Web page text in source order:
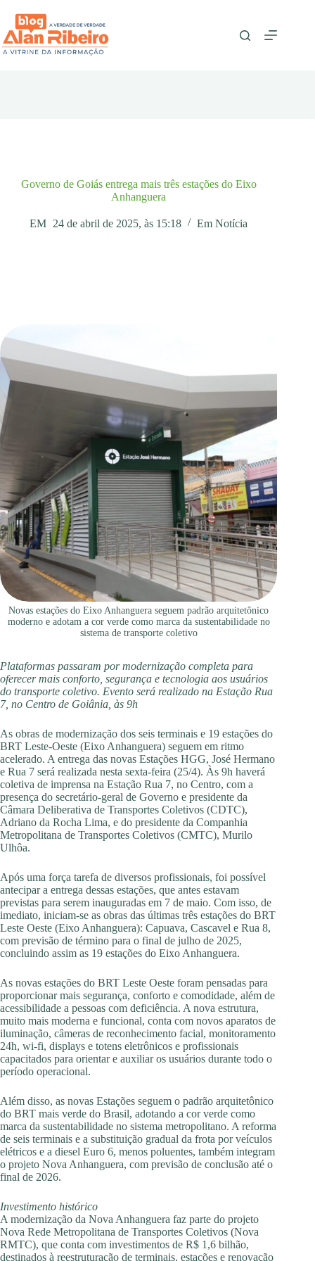
para
conteúdo
Governo de Goiás entrega mais três estações do Eixo
Anhanguera
EM 24 de abril de 2025, às 15:18 Em Notícia
Novas estações do Eixo Anhanguera seguem padrão arquitetônico
moderno e adotam a cor verde como marca da sustentabilidade no
sistema de transporte coletivo
Plataformas passaram por modernização completa para
oferecer mais conforto, segurança e tecnologia aos usuários
do transporte coletivo. Evento será realizado na Estação Rua
7, no Centro de Goiânia, às 9h
As obras de modernização dos seis terminais e 19 estações do
BRT Leste-Oeste (Eixo Anhanguera) seguem em ritmo
acelerado. A entrega das novas Estações HGG, José Hermano
e Rua 7 será realizada nesta sexta-feira (25/4). Às 9h haverá
coletiva de imprensa na Estação Rua 7, no Centro, com a
presença do secretário-geral de Governo e presidente da
Câmara Deliberativa de Transportes Coletivos (CDTC),
Adriano da Rocha Lima, e do presidente da Companhia
Metropolitana de Transportes Coletivos (CMTC), Murilo
Ulhôa.
Após uma força tarefa de diversos profissionais, foi possível
antecipar a entrega dessas estações, que antes estavam
previstas para serem inauguradas em 7 de maio. Com isso, de
imediato, iniciam-se as obras das últimas três estações do BRT
Leste Oeste (Eixo Anhanguera): Capuava, Cascavel e Rua 8,
com previsão de término para o final de julho de 2025,
concluindo assim as 19 estações do Eixo Anhanguera.
As novas estações do BRT Leste Oeste foram pensadas para
proporcionar mais segurança, conforto e comodidade, além de
acessibilidade a pessoas com deficiência. A nova estrutura,
muito mais moderna e funcional, conta com novos aparatos de
iluminação, câmeras de reconhecimento facial, monitoramento
24h, wi-fi, displays e totens eletrônicos e profissionais
capacitados para orientar e auxiliar os usuários durante todo o
período operacional.
Além disso, as novas Estações seguem o padrão arquitetônico
do BRT mais verde do Brasil, adotando a cor verde como
marca da sustentabilidade no sistema metropolitano. A reforma
de seis terminais e a substituição gradual da frota por veículos
elétricos e a diesel Euro 6, menos poluentes, também integram
o projeto Nova Anhanguera, com previsão de conclusão até o
final de 2026.
Investimento histórico
A modernização da Nova Anhanguera faz parte do projeto
Nova Rede Metropolitana de Transportes Coletivos (Nova
RMTC), que conta com investimentos de R$ 1,6 bilhão,
destinados à reestruturação de terminais, estações e renovação